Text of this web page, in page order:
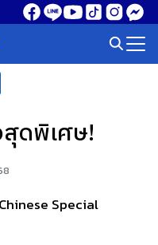
ดพิเศษ!
Special